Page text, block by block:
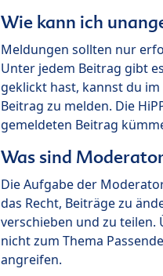
Wie kann ich
Meldungen sollten nur
Unter jedem Beitrag gibt
geklickt hast, kannst du
Beitrag zu melden. Die
gemeldeten Beitrag
Was sind
Die Aufgabe der
das Recht, Beiträge zu
verschieben und zu
nicht zum Thema
angreifen.